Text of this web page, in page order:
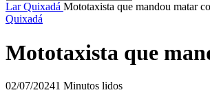
LarQuixadá Mototaxista que mandou matar
Quixadá
Mototaxista que
02/07/20241 Minutos lidos